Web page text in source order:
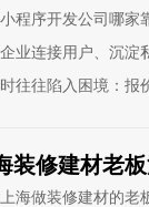
小程序开发公司哪
业连接用户、沉淀
往往陷入困境：报
装修建材老
海做装修建材的老